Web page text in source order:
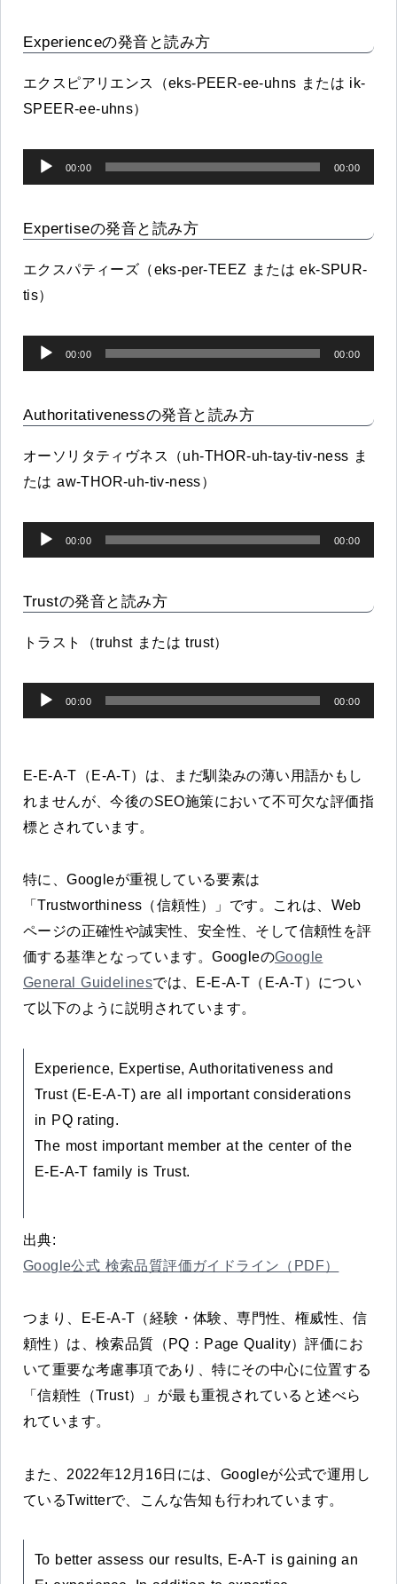
Experienceの発音と読み方
エクスピアリエンス（eks-PEER-ee-uhns または ik-
SPEER-ee-uhns）
声
レ
ー
ヤ
00:00 00:00
Expertiseの発音と読み方
エクスパティーズ（eks-per-TEEZ または ek-SPUR-
tis）
声
レ
ー
ヤ
00:00 00:00
Authoritativenessの発音と読み方
オーソリタティヴネス（uh-THOR-uh-tay-tiv-ness ま
たは aw-THOR-uh-tiv-ness）
声
レ
ー
00:00 00:00
Trustの発音と読み方
トラスト（truhst または trust）
声
レ
ー
ヤ
00:00 00:00
E-E-A-T（E-A-T）は、まだ馴染みの薄い用語かもし
れませんが、今後のSEO施策において不可欠な評価指
標とされています。
特に、Googleが重視している要素は
「Trustworthiness（信頼性）」です。これは、Web
ページの正確性や誠実性、安全性、そして信頼性を評
価する基準となっています。GoogleのGoogle
General Guidelinesでは、E-E-A-T（E-A-T）につい
て以下のように説明されています。
Experience, Expertise, Authoritativeness and
Trust (E-E-A-T) are all important considerations
in PQ rating.
The most important member at the center of the
E-E-A-T family is Trust.
出典:
Google公式 検索品質評価ガイドライン（PDF）
つまり、E-E-A-T（経験・体験、専門性、権威性、信
頼性）は、検索品質（PQ：Page Quality）評価にお
いて重要な考慮事項であり、特にその中心に位置する
「信頼性（Trust）」が最も重視されていると述べら
れています。
また、2022年12月16日には、Googleが公式で運用し
ているTwitterで、こんな告知も行われています。
To better assess our results, E-A-T is gaining an